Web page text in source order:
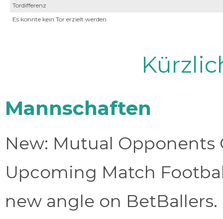
Tordifferenz
Es konnte kein Tor erzielt werden
Mannschaften
New: Mutual Opponents
Upcoming Match
new angle on